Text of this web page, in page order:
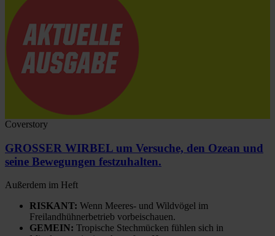
Coverstory
GROSSER WIRBEL um Versuche, den Ozean und
seine Bewegungen festzuhalten.
Außerdem im Heft
RISKANT: Wenn Meeres- und Wildvögel im
Freilandhühnerbetrieb vorbeischauen.
GEMEIN: Tropische Stechmücken fühlen sich in